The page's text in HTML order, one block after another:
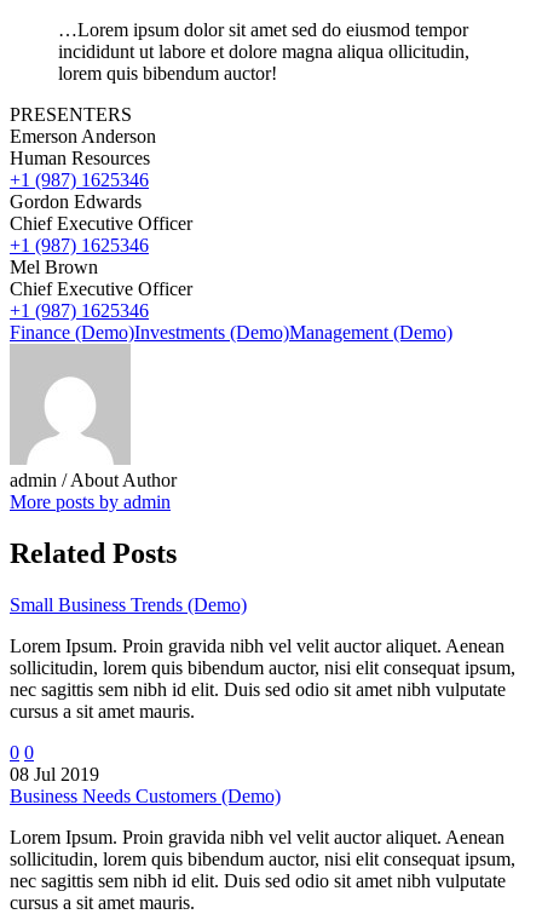
…Lorem ipsum dolor sit amet sed do eiusmod tempor
incididunt ut labore et dolore magna aliqua ollicitudin,
lorem quis bibendum auctor!
PRESENTERS
Emerson Anderson
Human Resources
+1 (987) 1625346
Gordon Edwards
Chief Executive Officer
+1 (987) 1625346
Mel Brown
Chief Executive Officer
+1 (987) 1625346
Finance (Demo)Investments (Demo)Management (Demo)
admin / About Author
More posts by admin
Related Posts
Small Business Trends (Demo)
Lorem Ipsum. Proin gravida nibh vel velit auctor aliquet. Aenean
sollicitudin, lorem quis bibendum auctor, nisi elit consequat ipsum,
nec sagittis sem nibh id elit. Duis sed odio sit amet nibh vulputate
cursus a sit amet mauris.
0 0
08 Jul 2019
Business Needs Customers (Demo)
Lorem Ipsum. Proin gravida nibh vel velit auctor aliquet. Aenean
sollicitudin, lorem quis bibendum auctor, nisi elit consequat ipsum,
nec sagittis sem nibh id elit. Duis sed odio sit amet nibh vulputate
cursus a sit amet mauris.